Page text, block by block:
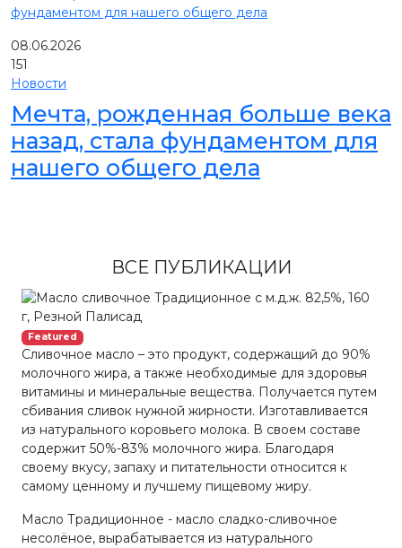
08.06.2026
151
Новости
Мечта, рожденная больше века
назад, стала фундаментом для
нашего общего дела
ВСЕ ПУБЛИКАЦИИ
Featured
Сливочное масло – это продукт, содержащий до 90%
молочного жира, а также необходимые для здоровья
витамины и минеральные вещества. Получается путем
сбивания сливок нужной жирности. Изготавливается
из натурального коровьего молока. В своем составе
содержит 50%-83% молочного жира. Благодаря
своему вкусу, запаху и питательности относится к
самому ценному и лучшему пищевому жиру.
Масло Традиционное - масло сладко-сливочное
несолёное, вырабатывается из натурального